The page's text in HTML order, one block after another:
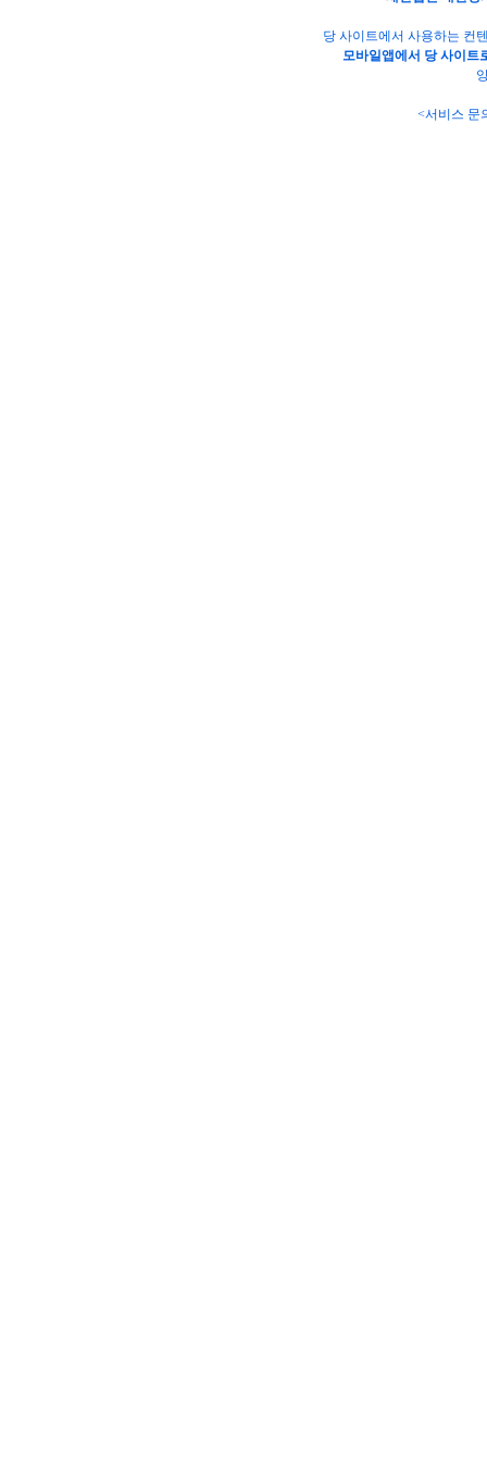
당 사이트에서 사용하는 컨
모바일앱에서 당 사이트
<서비스 문